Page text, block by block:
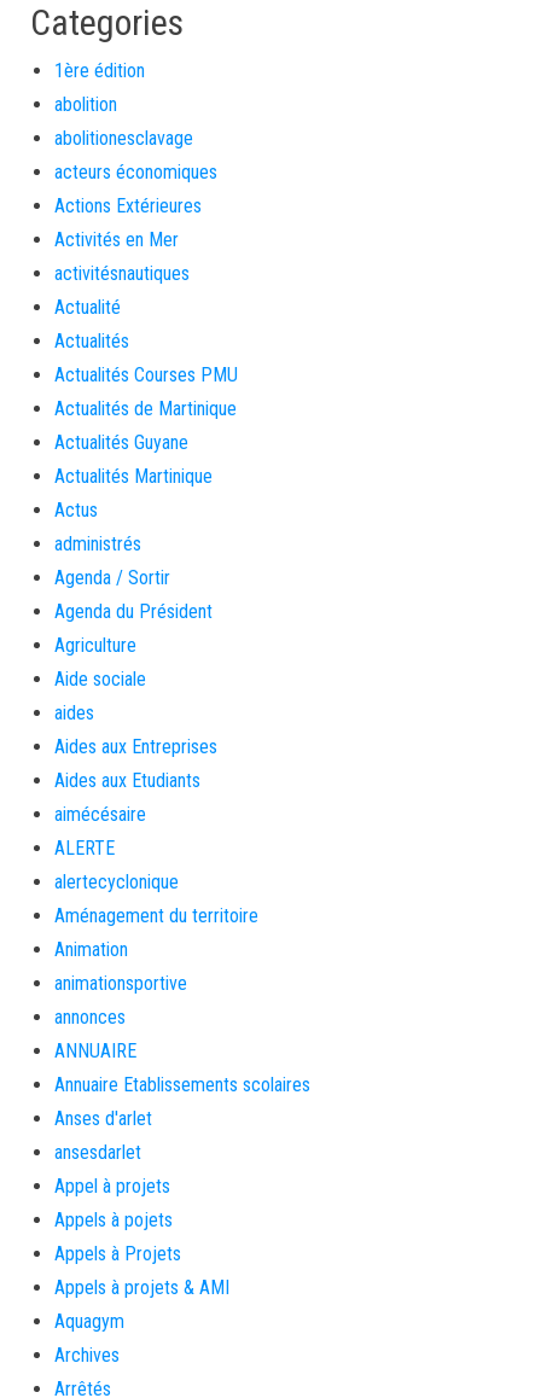
Categories
1ère édition
abolition
abolitionesclavage
acteurs économiques
Actions Extérieures
Activités en Mer
activitésnautiques
Actualité
Actualités
Actualités Courses PMU
Actualités de Martinique
Actualités Guyane
Actualités Martinique
Actus
administrés
Agenda / Sortir
Agenda du Président
Agriculture
Aide sociale
aides
Aides aux Entreprises
Aides aux Etudiants
aimécésaire
ALERTE
alertecyclonique
Aménagement du territoire
Animation
animationsportive
annonces
ANNUAIRE
Annuaire Etablissements scolaires
Anses d'arlet
ansesdarlet
Appel à projets
Appels à pojets
Appels à Projets
Appels à projets & AMI
Aquagym
Archives
Arrêtés